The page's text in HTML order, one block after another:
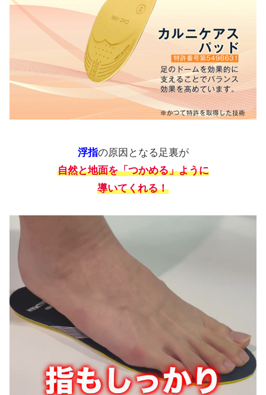
浮指の原因となる足裏が
自然と地面を「つかめる」ように
導いてくれる！